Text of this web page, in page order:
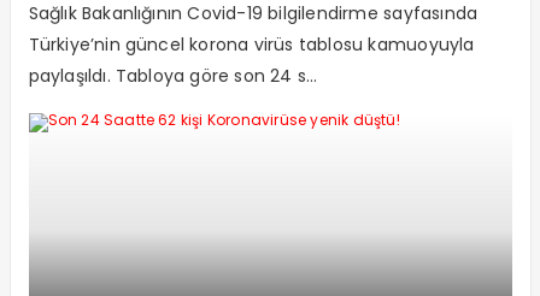
Sağlık Bakanlığının Covid-19 bilgilendirme sayfasında
Türkiye’nin güncel korona virüs tablosu kamuoyuyla
paylaşıldı. Tabloya göre son 24 s...